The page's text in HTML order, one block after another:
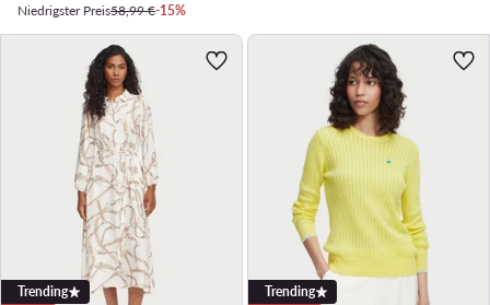
Niedrigster Preis58,99 €-15%
Trending
Trending